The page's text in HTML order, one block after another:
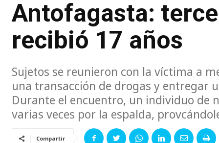
Antofagasta:
recibió 17 años
Sujetos se reunieron con la víctima a
una transacción de drogas y entregar
Durante el encuentro, un individuo de
varias veces por la espalda,
Compartir